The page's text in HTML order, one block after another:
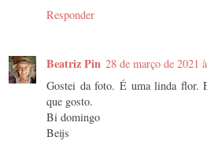
Responder
Beatriz Pin 28 de março de 2021
Gostei da foto. É uma linda flor.
que gosto.
Bi domingo
Beijs